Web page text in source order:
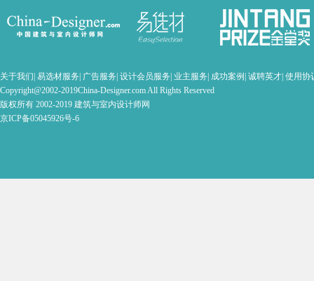
关于我们 易选材服务 广告服务 设计会员服务 业主服务 成功案例 诚聘英才 使用协
Copyright@2002-2019China-Designer.com All Rights Reserved
版权所有 2002-2019 建筑与室内设计师网
京ICP备05045926号-6